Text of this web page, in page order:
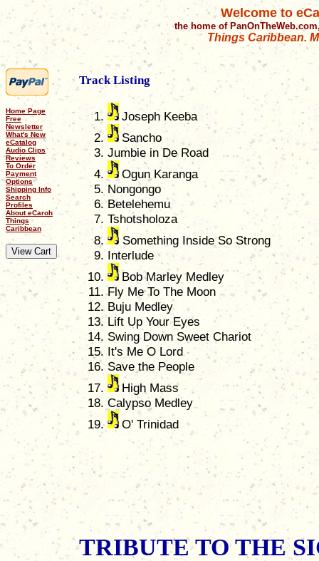
Welcome to
the home of
Things Caribbean.
Home Page
Free
Newsletter
What's New
eCatalog
Audio Clips
Reviews
To Order
Payment
Options
Shipping Info
Search
Profiles
About eCaroh
Things
Caribbean
Track Listing
Joseph Keeba
Sancho
Jumbie in De Road
Ogun Karanga
Nongongo
Betelehemu
Tshotsholoza
Something Inside So Strong
Interlude
Bob Marley Medley
Fly Me To The Moon
Buju Medley
Lift Up Your Eyes
Swing Down Sweet Chariot
It's Me O Lord
Save the People
High Mass
Calypso Medley
O' Trinidad
TRIBUTE TO THE